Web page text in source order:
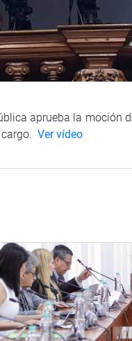
aprueba la moción
Ver vídeo